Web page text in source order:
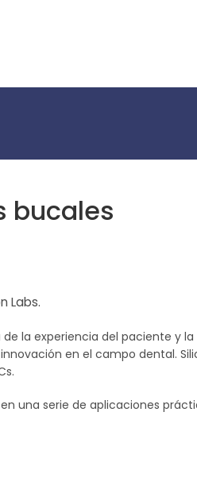
bucales
Labs.
la experiencia del paciente y
en el campo dental.
una serie de aplicaciones